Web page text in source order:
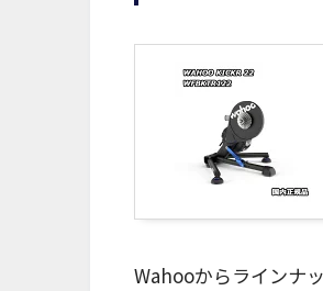
Wahooからラインナ